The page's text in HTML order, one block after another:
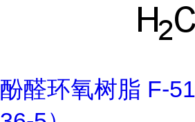
酚醛环氧树脂 F-